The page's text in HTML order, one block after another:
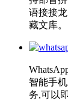
语接接
藏文库。
智能手
务,可以